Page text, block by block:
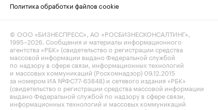
Политика обработки файлов cookie
© ООО «БИЗНЕСПРЕСС», АО «РОСБИЗНЕСКОНСАЛТИНГ»,
1995–2026. Сообщения и материалы информационного
агентства «РБК» (свидетельство о регистрации средства
массовой информации выдано Федеральной службой
по надзору в сфере связи, информационных технологий
и массовых коммуникаций (Роскомнадзор) 09.12.2015
за номером ИА №ФС77-63848) и сетевого издания «РБК»
(свидетельство о регистрации средства массовой информации
выдано Федеральной службой по надзору в сфере связи,
информационных технологий и массовых коммуникаций